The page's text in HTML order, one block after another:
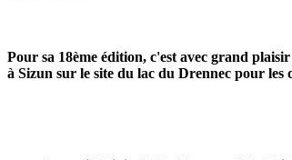
Pour sa 18ème édition, c'est avec grand
à Sizun sur le site du lac du Drennec pour les